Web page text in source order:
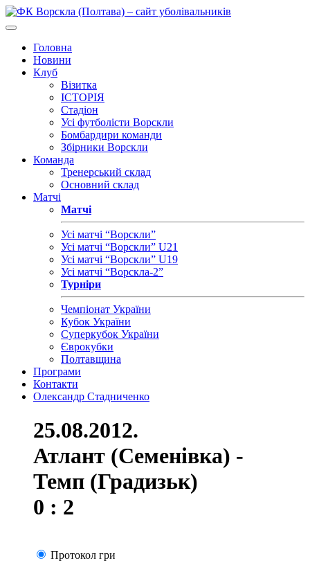
Головна
Новини
Клуб
Візитка
ІСТОРІЯ
Стадіон
Усі футболісти Ворскли
Бомбардири команди
Збірники Ворскли
Команда
Тренерський склад
Основний склад
Матчі
Матчі
Усі матчі “Ворскли”
Усі матчі “Ворскли” U21
Усі матчі “Ворскли” U19
Усі матчі “Ворскла-2”
Турніри
Чемпіонат України
Кубок України
Суперкубок України
Єврокубки
Полтавщина
Програми
Контакти
Олександр Стадниченко
25.08.2012.
Атлант (Семенівка) -
Темп (Градизьк)
0 : 2
Протокол гри